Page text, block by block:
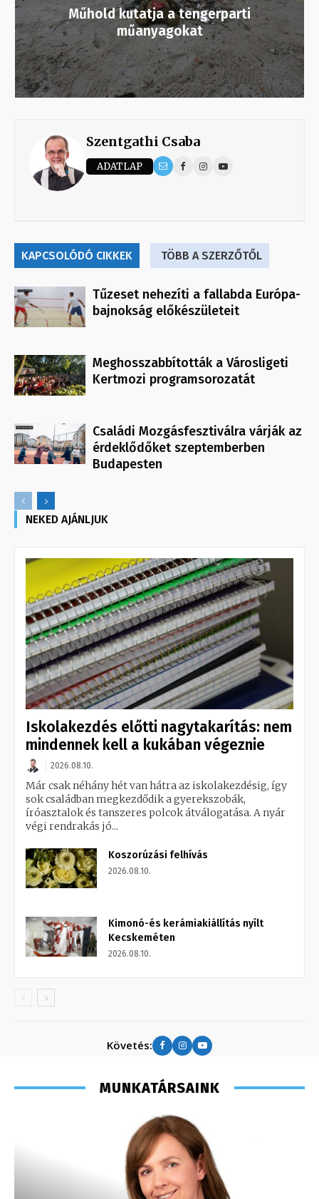
Műhold kutatja a tengerparti
műanyagokat
Szentgathi Csaba
ADATLAP
KAPCSOLÓDÓ CIKKEK TÖBB A SZERZŐTŐL
Tűzeset nehezíti a fallabda Európa-
bajnokság előkészületeit
Meghosszabbították a Városligeti
Kertmozi programsorozatát
Családi Mozgásfesztiválra várják az
érdeklődőket szeptemberben
Budapesten
NEKED AJÁNLJUK
Iskolakezdés előtti nagytakarítás: nem
mindennek kell a kukában végeznie
2026.08.10.
Már csak néhány hét van hátra az iskolakezdésig, így
sok családban megkezdődik a gyerekszobák,
íróasztalok és tanszeres polcok átválogatása. A nyár
végi rendrakás jó...
Koszorúzási felhívás
2026.08.10.
Kimonó-és kerámiakiállítás nyílt
Kecskeméten
2026.08.10.
Követés:
MUNKATÁRSAINK